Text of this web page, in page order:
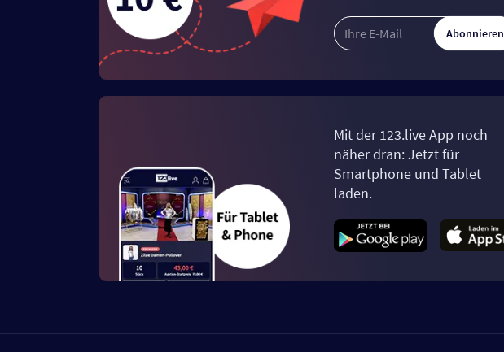
Abonnieren
Mit der 123.live App noch
näher dran: Jetzt für
Smartphone und Tablet
laden.